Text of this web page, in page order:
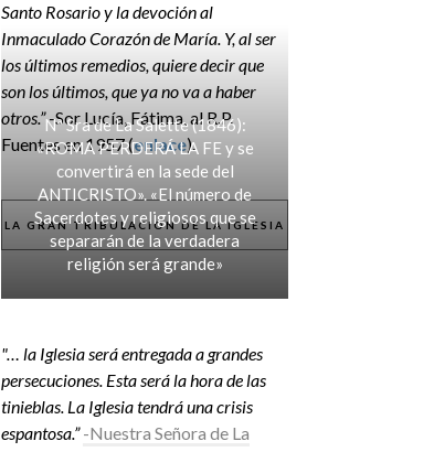
Santo Rosario y la devoción al
Inmaculado Corazón de María. Y, al ser
los últimos remedios, quiere decir que
son los últimos, que ya no va a haber
otros.”-Sor Lucía, Fátima, al R.P.
Fuentes en 1957 (enlace).
LA GRAN TRIBULACIÓN DE LA IGLESIA
Nª Sra de La Salette (1846):
«ROMA PERDERÁ LA FE y se
convertirá en la sede del
ANTICRISTO». «El número de
Sacerdotes y religiosos que se
separarán de la verdadera
religión será grande»
"… la Iglesia será entregada a grandes
persecuciones. Esta será la hora de las
tinieblas. La Iglesia tendrá una crisis
espantosa.” -Nuestra Señora de La